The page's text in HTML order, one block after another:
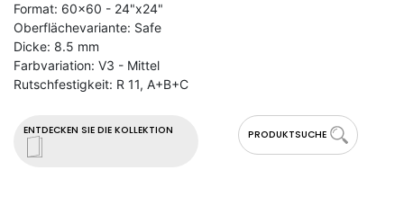
ENTDECKEN SIE DIE KOLLEKTION PRODUKTSUCHE
Format: 60x60 - 24"x24"
Oberflächevariante: Safe
Dicke: 8.5 mm
Farbvariation: V3 - Mittel
Rutschfestigkeit: R 11, A+B+C